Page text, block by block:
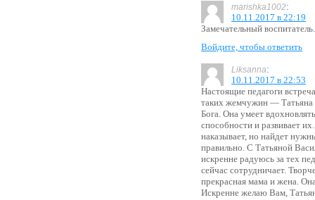
marishka1002:
10.11.2017 в 22:19
Замечательный воспитатель.
Войдите, чтобы ответить
Liksanna:
10.11.2017 в 22:53
Настоящие педагоги
таких жемчужин — Татьяна
Бога. Она умеет
способности и развивает
наказывает, но найдет
правильно. С Татьяной
искренне радуюсь за тех
сейчас сотрудничает.
прекрасная мама и жена.
Искренне желаю Вам,